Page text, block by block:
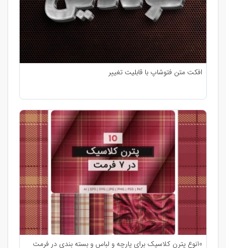
افکت متن فتوشاپ با قابلیت تغییر
10نوع پترن کلاسیک برای پارچه و لباس و بسته بندی در فرمت